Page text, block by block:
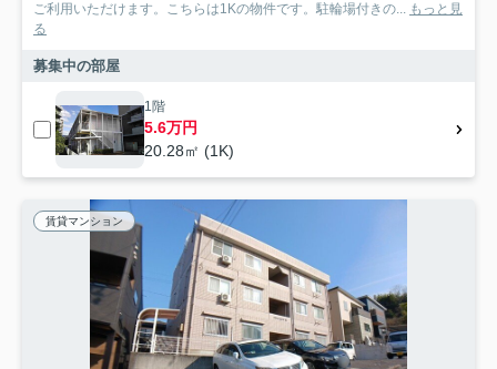
ご利用いただけます。こちらは1Kの物件です。駐輪場付きの... もっと見
る
募集中の部屋
1階
5.6万円
20.28㎡ (1K)
賃貸マンション